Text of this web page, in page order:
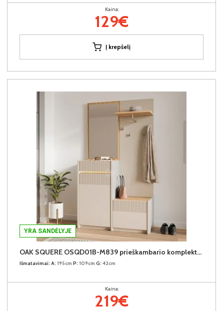
Kaina:
129€
Į krepšelį
YRA SANDĖLYJE
OAK SQUERE OSQD01B-M839 prieškambario komplektas
Išmatavimai: A: 195cm P: 109cm G: 42cm
Kaina:
219€